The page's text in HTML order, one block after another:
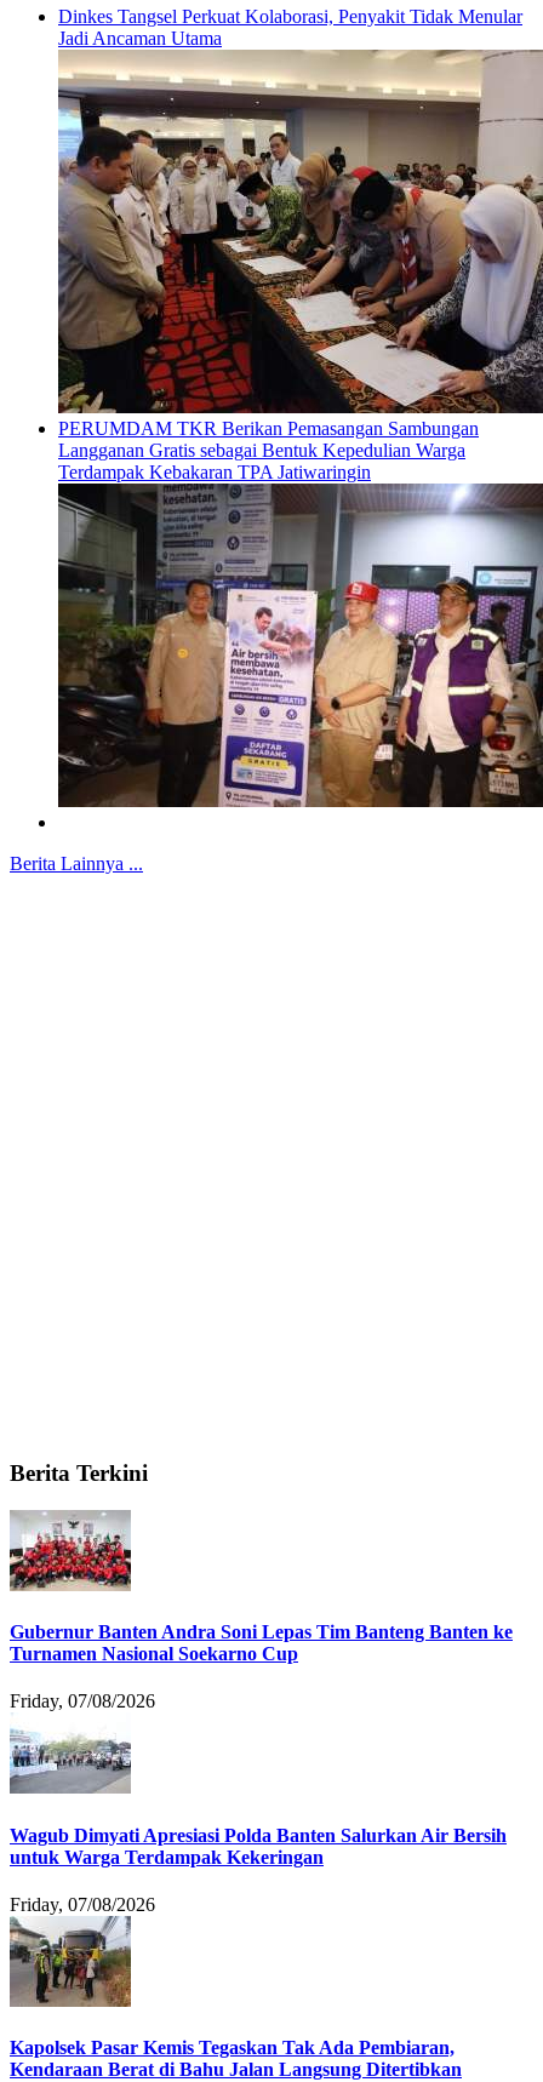
Dinkes Tangsel Perkuat Kolaborasi, Penyakit Tidak Menular
Jadi Ancaman Utama
PERUMDAM TKR Berikan Pemasangan Sambungan
Langganan Gratis sebagai Bentuk Kepedulian Warga
Terdampak Kebakaran TPA Jatiwaringin
Berita Lainnya ...
Berita Terkini
Gubernur Banten Andra Soni Lepas Tim Banteng Banten ke
Turnamen Nasional Soekarno Cup
Friday, 07/08/2026
Wagub Dimyati Apresiasi Polda Banten Salurkan Air Bersih
untuk Warga Terdampak Kekeringan
Friday, 07/08/2026
Kapolsek Pasar Kemis Tegaskan Tak Ada Pembiaran,
Kendaraan Berat di Bahu Jalan Langsung Ditertibkan